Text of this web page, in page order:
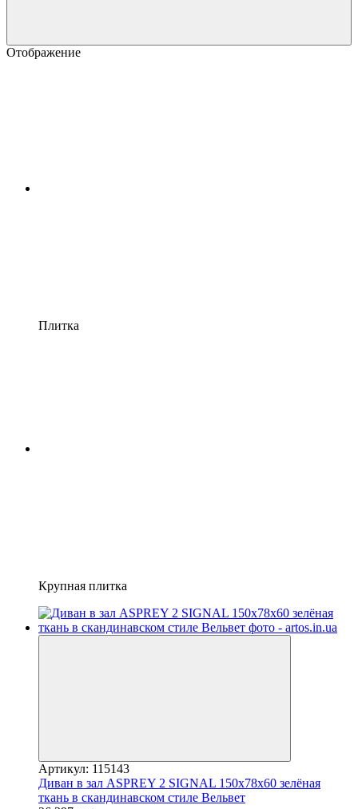
Отображение
Плитка
Крупная плитка
Артикул: 115143
Диван в зал ASPREY 2 SIGNAL 150x78x60 зелёная
ткань в скандинавском стиле Вельвет